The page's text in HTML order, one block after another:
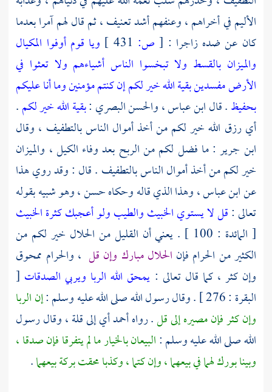
الأليم في أخراهم ، وعنفهم أشد تعنيف ، ثم قال لهم آمرا بعدما
كان عن ضده زاجرا : [ ص:
ويا قوم أوفوا المكيال
والميزان بالقسط ولا تبخسوا الناس أشياءهم ولا تعثوا في
الأرض مفسدين بقية الله خير لكم إن كنتم مؤمنين وما أنا عليكم
بحفيظ. قالابن عباس،والحسن البصري :بقية الله خير لكم.
أي رزق الله خير لكم من أخذ أموال الناس بالتطفيف ، وقال
ابن جرير : ما فضل لكم من الربح بعد وفاء الكيل ، والميزان
خير لكم من أخذ أموال الناس بالتطفيف . قال : وقد روي هذا
عنابن عباس، وهذا الذي قاله وحكاه حسن ، وهو شبيه بقوله
تعالى :قل لا يستوي الخبيث والطيب ولو أعجبك كثرة الخبيث
[ المائدة : 100 ] . يعني أن القليل من الحلال خير لكم من
الكثير من الحرام فإن الحلال مبارك وإن قل ، والحرام ممحوق
وإن كثر ، كما قال تعالى : يمحق الله الربا ويربي الصدقات [
البقرة : 276 ] . وقال رسول الله صلى الله عليه وسلم :
إن الربا
وإن كثر فإن مصيره إلى قل. رواهأحمدأي إلى قلة ، وقال رسول
الله صلى الله عليه وسلم :البيعان بالخيار ما لم يتفرقا فإن صدقا ،
وبينا بورك لهما في بيعهما ، وإن كتما ، وكذبا محقت بركة بيعهما.